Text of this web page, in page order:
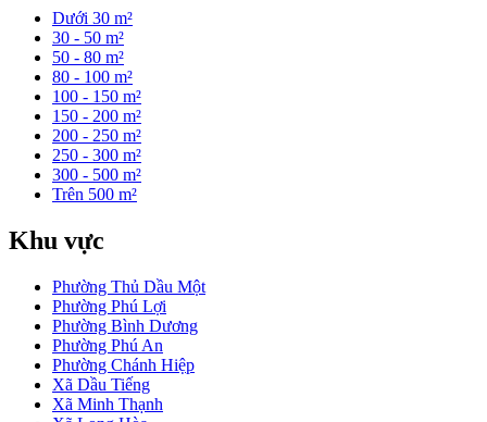
Dưới 30 m²
30 - 50 m²
50 - 80 m²
80 - 100 m²
100 - 150 m²
150 - 200 m²
200 - 250 m²
250 - 300 m²
300 - 500 m²
Trên 500 m²
Khu vực
Phường Thủ Dầu Một
Phường Phú Lợi
Phường Bình Dương
Phường Phú An
Phường Chánh Hiệp
Xã Dầu Tiếng
Xã Minh Thạnh